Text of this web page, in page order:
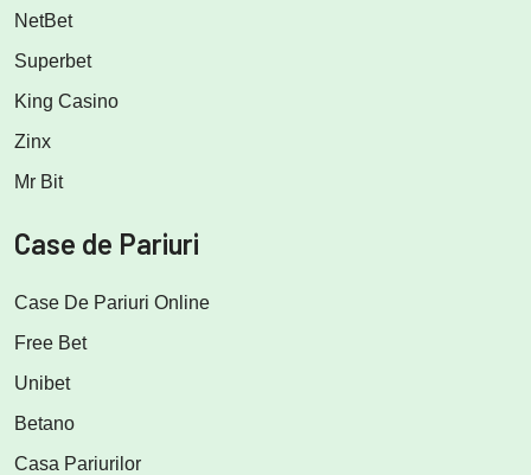
NetBet
Superbet
King Casino
Zinx
Mr Bit
Case de Pariuri
Case De Pariuri Online
Free Bet
Unibet
Betano
Casa Pariurilor